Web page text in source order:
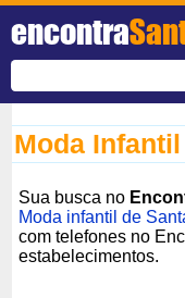
encontra
Moda
Sua busca no
Moda infantil de
com telefones no
estabelecimentos.